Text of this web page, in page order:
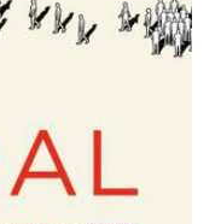
30.04.2026